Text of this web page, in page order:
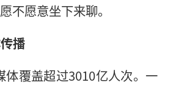
不愿意坐下来聊。
播
体覆盖超过3010亿人次。一